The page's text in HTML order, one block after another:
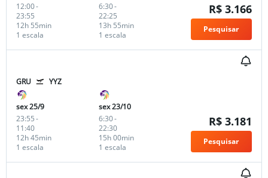
12:00-
23:55
1 escala
12h 55min
6:30-
22:25
1 escala
13h 55min
R$ 3.166
Pesquisar
GRU YYZ
sex 25/9
23:55-
11:40
1 escala
12h 45min
sex 23/10
6:30-
22:30
1 escala
15h 00min
R$ 3.181
Pesquisar